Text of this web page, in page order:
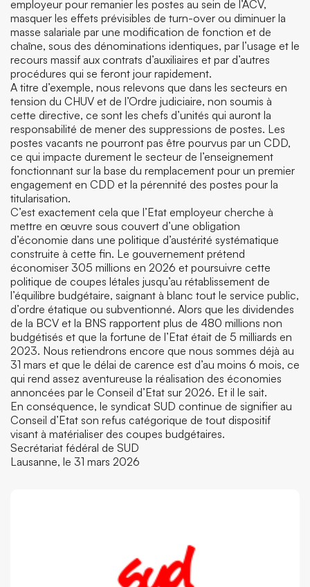
employeur pour remanier les postes au sein de l’ACV,
masquer les effets prévisibles de turn-over ou diminuer la
masse salariale par une modification de fonction et de
chaîne, sous des dénominations identiques, par l’usage et le
recours massif aux contrats d’auxiliaires et par d’autres
procédures qui se feront jour rapidement.
A titre d’exemple, nous relevons que dans les secteurs en
tension du CHUV et de l’Ordre judiciaire, non soumis à
cette directive, ce sont les chefs d’unités qui auront la
responsabilité de mener des suppressions de postes. Les
postes vacants ne pourront pas être pourvus par un CDD,
ce qui impacte durement le secteur de l’enseignement
fonctionnant sur la base du remplacement pour un premier
engagement en CDD et la pérennité des postes pour la
titularisation.
C’est exactement cela que l’Etat employeur cherche à
mettre en œuvre sous couvert d’une obligation
d’économie dans une politique d’austérité systématique
construite à cette fin. Le gouvernement prétend
économiser 305 millions en 2026 et poursuivre cette
politique de coupes létales jusqu’au rétablissement de
l’équilibre budgétaire, saignant à blanc tout le service public,
d’ordre étatique ou subventionné. Alors que les dividendes
de la BCV et la BNS rapportent plus de 480 millions non
budgétisés et que la fortune de l’Etat était de 5 milliards en
2023. Nous retiendrons encore que nous sommes déjà au
31 mars et que le délai de carence est d’au moins 6 mois, ce
qui rend assez aventureuse la réalisation des économies
annoncées par le Conseil d’Etat sur 2026. Et il le sait.
En conséquence, le syndicat SUD continue de signifier au
Conseil d’Etat son refus catégorique de tout dispositif
visant à matérialiser des coupes budgétaires.
Secrétariat fédéral de SUD
Lausanne, le 31 mars 2026